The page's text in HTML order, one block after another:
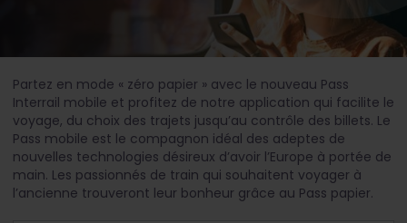
Partez en mode « zéro papier » avec le nouveau Pass
Interrail mobile et profitez de notre application qui facilite le
voyage, du choix des trajets jusqu’au contrôle des billets. Le
Pass mobile est le compagnon idéal des adeptes de
nouvelles technologies désireux d’avoir l’Europe à portée de
main. Les passionnés de train qui souhaitent voyager à
l’ancienne trouveront leur bonheur grâce au Pass papier.